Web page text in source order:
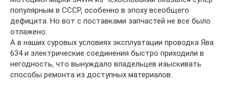
популярным в СССР, особенно в эпоху всеобщего
дефицита. Но вот с поставками запчастей не все было
отлажено.
А в наших суровых условиях эксплуатации проводка Ява
634 и электрические соединения быстро приходили в
негодность, что вынуждало владельцев изыскивать
способы ремонта из доступных материалов.